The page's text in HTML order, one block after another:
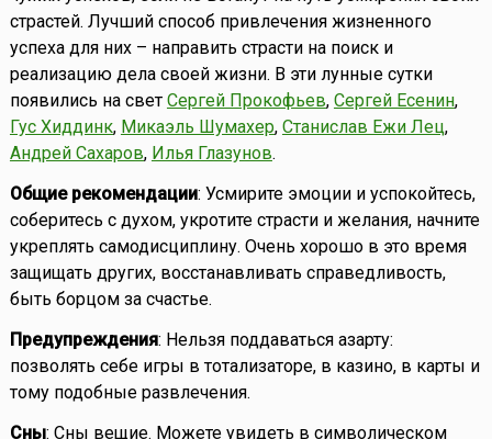
страстей. Лучший способ привлечения жизненного
успеха для них – направить страсти на поиск и
реализацию дела своей жизни. В эти лунные сутки
появились на свет Сергей Прокофьев, Сергей Есенин,
Гус Хиддинк, Микаэль Шумахер, Станислав Ежи Лец,
Андрей Сахаров, Илья Глазунов.
Общие рекомендации: Усмирите эмоции и успокойтесь,
соберитесь с духом, укротите страсти и желания, начните
укреплять самодисциплину. Очень хорошо в это время
защищать других, восстанавливать справедливость,
быть борцом за счастье.
Предупреждения: Нельзя поддаваться азарту:
позволять себе игры в тотализаторе, в казино, в карты и
тому подобные развлечения.
Сны: Сны вещие. Можете увидеть в символическом